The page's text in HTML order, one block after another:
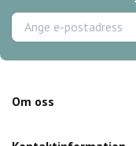
Om oss